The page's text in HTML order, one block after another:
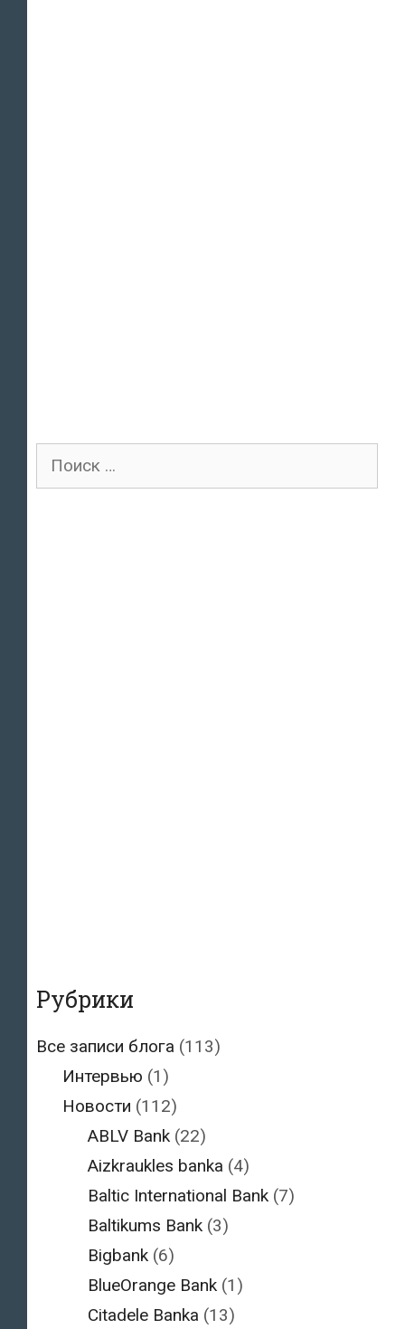
Поиск
Рубрики
Все записи блога (113)
Интервью (1)
Новости (112)
ABLV Bank (22)
Aizkraukles banka (4)
Baltic International Bank (7)
Baltikums Bank (3)
Bigbank (6)
BlueOrange Bank (1)
Citadele Banka (13)